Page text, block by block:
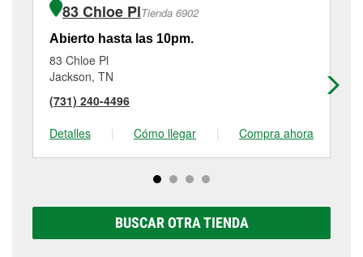
83 Chloe PlTienda 6902
Abierto hasta las 10pm.
83 Chloe Pl
Jackson, TN
(731) 240-4496
Detalles
| Cómo llegar | Compra ahora
BUSCAR OTRA TIENDA